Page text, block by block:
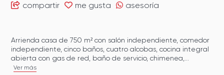
compartir me gusta asesoría
Arrienda casa de 750 m² con salón independiente, comedor
independiente, cinco baños, cuatro alcobas, cocina integral
abierta con gas de red, baño de servicio, chimenea,...
Ver más